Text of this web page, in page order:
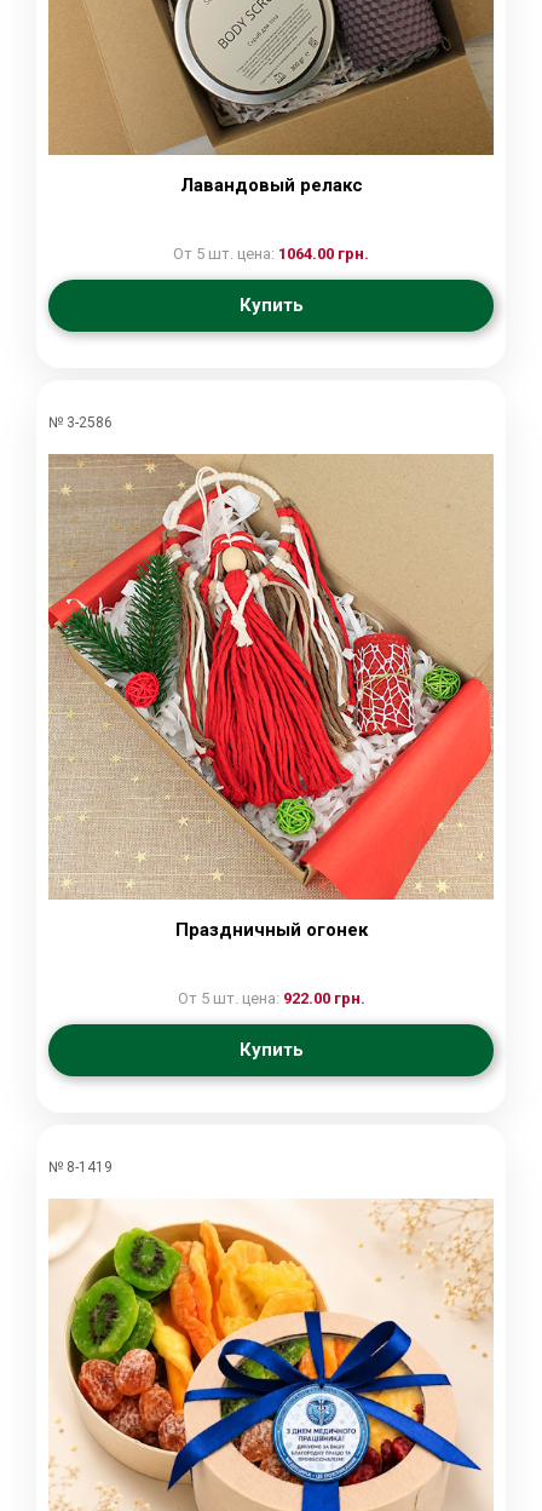
Лавандовый релакс
От 5 шт. цена: 1064.00 грн.
Купить
№ 3-2586
Праздничный огонек
От 5 шт. цена: 922.00 грн.
Купить
№ 8-1419